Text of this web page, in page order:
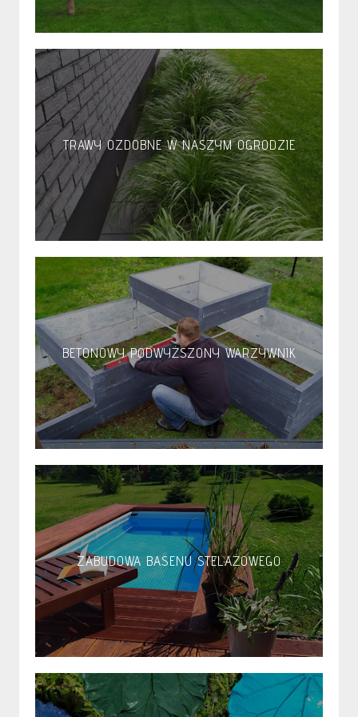
TRAWY OZDOBNE W NASZYM OGRODZIE
BETONOWY PODWYŻSZONY WARZYWNIK
ZABUDOWA BASENU STELAŻOWEGO